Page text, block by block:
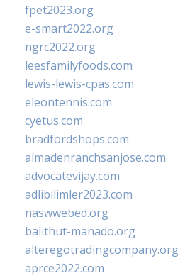
fpet2023.org
e-smart2022.org
ngrc2022.org
leesfamilyfoods.com
lewis-lewis-cpas.com
eleontennis.com
cyetus.com
bradfordshops.com
almadenranchsanjose.com
advocatevijay.com
adlibilimler2023.com
naswwebed.org
balithut-manado.org
alteregotradingcompany.org
aprce2022.com